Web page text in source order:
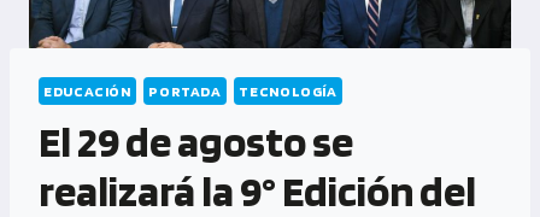
EDUCACIÓN PORTADA TECNOLOGÍA
El 29 de agosto se
realizará la 9° Edición del